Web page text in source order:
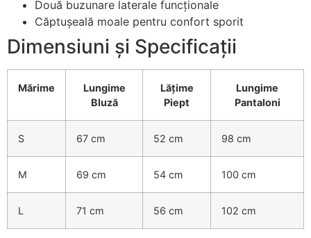
Două buzunare laterale funcționale
Căptușeală moale pentru confort sporit
Dimensiuni și Specificații
Mărime
Lungime
Bluză
Lățime
Piept
Lungime
Pantaloni
S 67 cm 52 cm 98 cm
M 69 cm 54 cm 100 cm
L 71 cm 56 cm 102 cm